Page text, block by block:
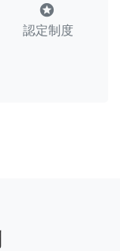
stars
認定制度